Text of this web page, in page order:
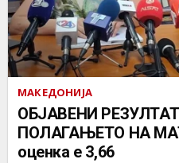
МАКЕДОНИЈА
ОБЈАВЕНИ
ПОЛАГАЊЕТО НА
оценка е 3,66